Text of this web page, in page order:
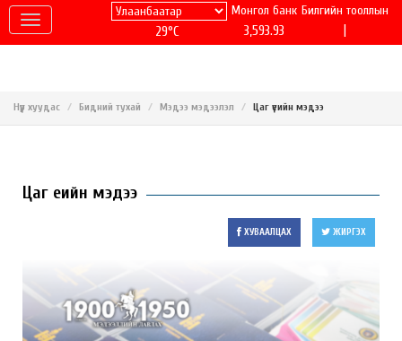
29°C
Монгол банк
3,593.93
Билгийн тооллын
Нүүр хуудас Бидний тухай Мэдээ мэдээлэл Цаг үеийн мэдээ
Цаг үеийн мэдээ
ХУВААЛЦАХ ЖИРГЭХ